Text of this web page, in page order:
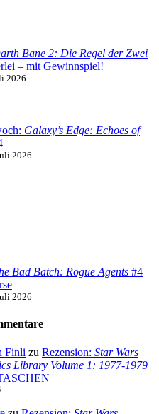
Bane 2: Die Regel der Zwei
– mit Gewinnspiel!
2026
Galaxy’s Edge: Echoes of
2026
Bad Batch: Rogue Agents #4
2026
Finli zu Rezension: Star Wars
Library Volume 1: 1977-1979